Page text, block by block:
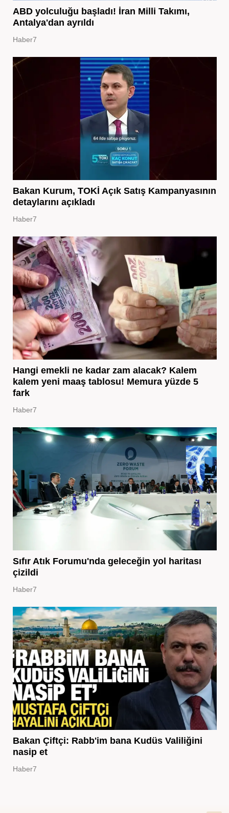
ABD yolculuğu başladı! İran Milli Takımı,
Antalya'dan ayrıldı
Haber7
Bakan Kurum, TOKİ Açık Satış Kampanyasının
detaylarını açıkladı
Haber7
Hangi emekli ne kadar zam alacak? Kalem
kalem yeni maaş tablosu! Memura yüzde 5
fark
Haber7
Sıfır Atık Forumu'nda geleceğin yol haritası
çizildi
Haber7
Bakan Çiftçi: Rabb'im bana Kudüs Valiliğini
nasip et
Haber7